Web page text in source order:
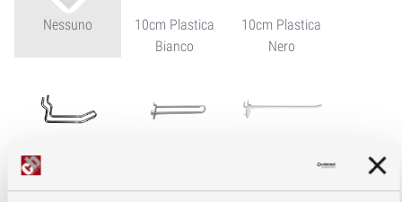
Nessuno
10cm Plastica
Bianco
10cm Plastica
Nero
10cm in Acciaio
U
15cm Plastica
Bianco